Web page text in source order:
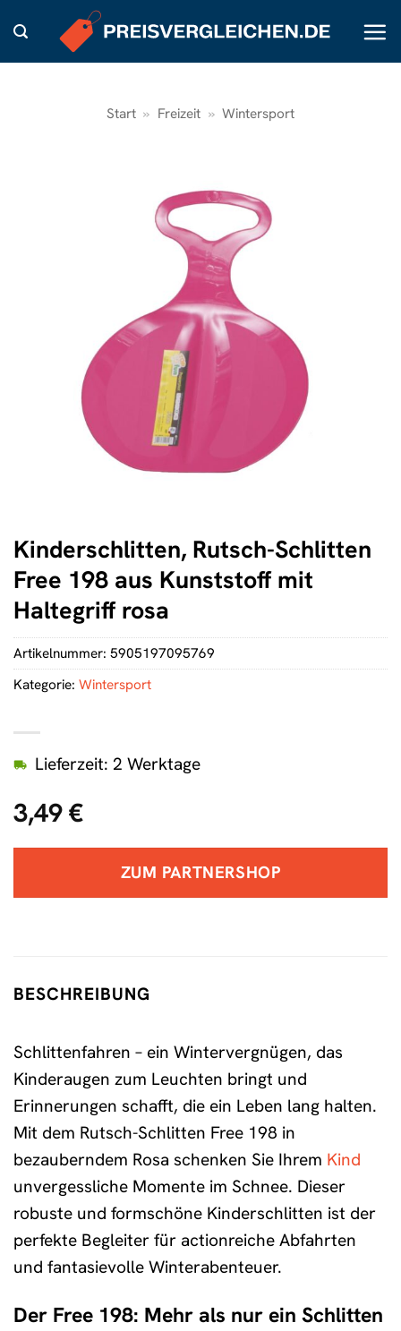
Inhalt
springen
Start » Freizeit » Wintersport
Kinderschlitten, Rutsch-Schlitten
Free 198 aus Kunststoff mit
Haltegriff rosa
3,49€
Lieferzeit: 2 Werktage
ZUM PARTNERSHOP
Artikelnummer: 5905197095769
Kategorie: Wintersport
BESCHREIBUNG
Schlittenfahren – ein Wintervergnügen, das
Kinderaugen zum Leuchten bringt und
Erinnerungen schafft, die ein Leben lang halten.
Mit dem Rutsch-Schlitten Free 198 in
bezauberndem Rosa schenken Sie Ihrem Kind
unvergessliche Momente im Schnee. Dieser
robuste und formschöne Kinderschlitten ist der
perfekte Begleiter für actionreiche Abfahrten
und fantasievolle Winterabenteuer.
Der Free 198: Mehr als nur ein Schlitten